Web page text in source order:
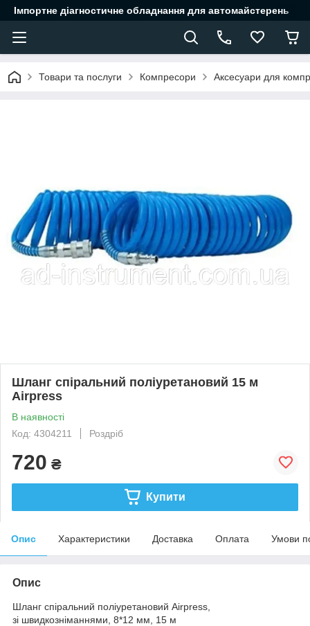
Імпортне діагностичне обладнання для автомайстерень
Товари та послуги Компресори Аксесуари для
Шланг спіральний поліуретановий 15 м
Airpress
В наявності
Код: 4304211
Роздріб
720 ₴
Купити
Опис Характеристики Доставка Оплата Умови
Опис
Шланг спіральний поліуретановий Airpress,
зі швидкозніманнями, 8*12 мм, 15 м